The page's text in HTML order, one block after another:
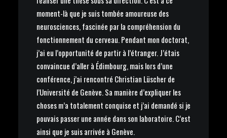
moment-là que je suis tombée amoureuse des
neurosciences, fascinée par la compréhension du
fonctionnement du cerveau. Pendant mon doctorat,
j’ai eu l’opportunité de partir à l’étranger. J’étais
convaincue d’aller à Édimbourg, mais lors d’une
conférence, j’ai rencontré Christian Lüscher de
l’Université de Genève. Sa manière d’expliquer les
choses m’a totalement conquise et j’ai demandé si je
pouvais passer une année dans son laboratoire. C’est
ainsi que je suis arrivée à Genève.